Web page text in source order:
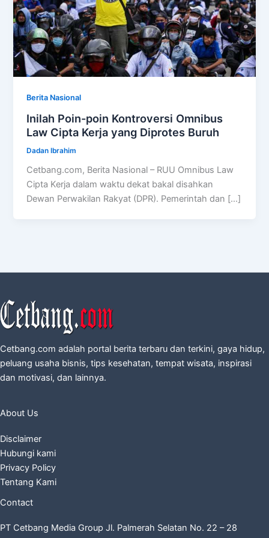
Berita Nasional
Inilah Poin-poin Kontroversi Omnibus
Law Cipta Kerja yang Diprotes Buruh
Dadan Ibrahim
Cetbang.com, Berita Nasional – RUU Omnibus Law
Cipta Kerja dalam waktu dekat bakal disahkan
Dewan Perwakilan Rakyat (DPR). Pemerintah dan […]
Cetbang.com adalah portal berita terbaru dan terkini, gaya hidup,
peluang usaha bisnis, tips kesehatan, tempat wisata, inspirasi
dan motivasi, dan lainnya.
About Us
Disclaimer
Hubungi kami
Privacy Policy
Tentang Kami
Contact
PT Cetbang Media Group Jl. Palmerah Selatan No. 22 – 28